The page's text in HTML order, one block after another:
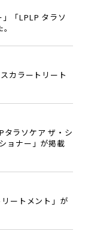
「LPLP タラソ
カラートリート
タラソケア ザ・シ
ョナー」が掲載
ートメント」が